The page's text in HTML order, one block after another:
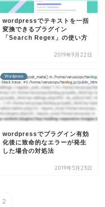
wordpressでテキストを一括
変換できるプラグイン
「Search Regex」の使い方
2019年9月22日
Wordpress
wordpressでプラグイン有効
化後に致命的なエラーが発生
した場合の対処法
2019年5月23日
2